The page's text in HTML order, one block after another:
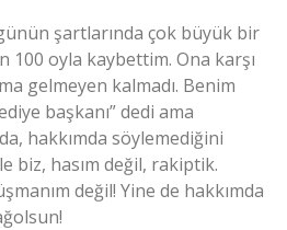
şartlarında çok büyük bir
100 oyla kaybettim. Ona karşı
gelmeyen kalmadı. Benim
başkanı” dedi ama
hakkımda söylemediğini
biz, hasım değil, rakiptik.
değil! Yine de hakkımda